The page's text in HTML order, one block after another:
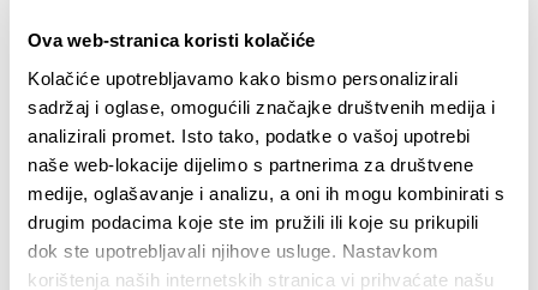
Ova web-stranica koristi kolačiće
Kolačiće upotrebljavamo kako bismo personalizirali
sadržaj i oglase, omogućili značajke društvenih medija i
analizirali promet. Isto tako, podatke o vašoj upotrebi
naše web-lokacije dijelimo s partnerima za društvene
medije, oglašavanje i analizu, a oni ih mogu kombinirati s
drugim podacima koje ste im pružili ili koje su prikupili
dok ste upotrebljavali njihove usluge. Nastavkom
korištenja naših internetskih stranica vi prihvaćate našu
Fred Frith. Njegov rad obuhvaća jazz,
po otvorenom pristupu različitim glazbenim
stilovima. Snimio je velik broj albuma i sudjelovao u
brojnim međunarodnim projektima.
Koncert u intimnom prostoru Beton kina održava
se uz ograničen broj mjesta.
Ulaznice osigurajte na vrijeme putem
Adriaticketa.
Ulaznice na ulazu prije početka koncerta bit će